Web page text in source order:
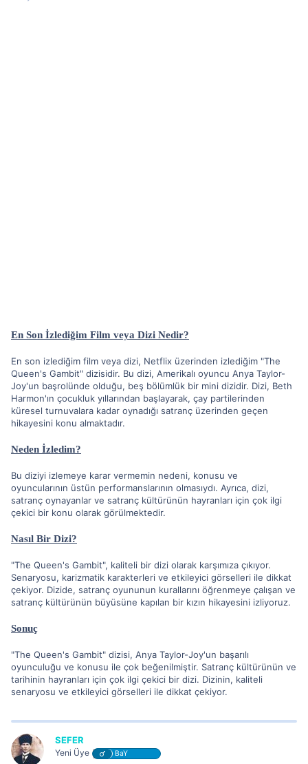
En Son İzlediğim Film veya Dizi Nedir?
En son izlediğim film veya dizi, Netflix üzerinden izlediğim "The
Queen's Gambit" dizisidir. Bu dizi, Amerikalı oyuncu Anya Taylor-
Joy'un başrolünde olduğu, beş bölümlük bir mini dizidir. Dizi, Beth
Harmon'ın çocukluk yıllarından başlayarak, çay partilerinden
küresel turnuvalara kadar oynadığı satranç üzerinden geçen
hikayesini konu almaktadır.
Neden İzledim?
Bu diziyi izlemeye karar vermemin nedeni, konusu ve
oyuncularının üstün performanslarının olmasıydı. Ayrıca, dizi,
satranç oynayanlar ve satranç kültürünün hayranları için çok ilgi
çekici bir konu olarak görülmektedir.
Nasıl Bir Dizi?
"The Queen's Gambit", kaliteli bir dizi olarak karşımıza çıkıyor.
Senaryosu, karizmatik karakterleri ve etkileyici görselleri ile dikkat
çekiyor. Dizide, satranç oyununun kurallarını öğrenmeye çalışan ve
satranç kültürünün büyüsüne kapılan bir kızın hikayesini izliyoruz.
Sonuç
"The Queen's Gambit" dizisi, Anya Taylor-Joy'un başarılı
oyunculuğu ve konusu ile çok beğenilmiştir. Satranç kültürünün ve
tarihinin hayranları için çok ilgi çekici bir dizi. Dizinin, kaliteli
senaryosu ve etkileyici görselleri ile dikkat çekiyor.
SEFER
Yeni Üye BaY